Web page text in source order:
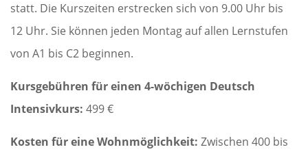
statt. Die Kurszeiten erstrecken sich von 9.00 Uhr bis
12 Uhr. Sie können jeden Montag auf allen Lernstufen
von A1 bis C2 beginnen.
Kursgebühren für einen 4-wöchigen Deutsch
Intensivkurs: 499 €
Kosten für eine Wohnmöglichkeit: Zwischen 400 bis